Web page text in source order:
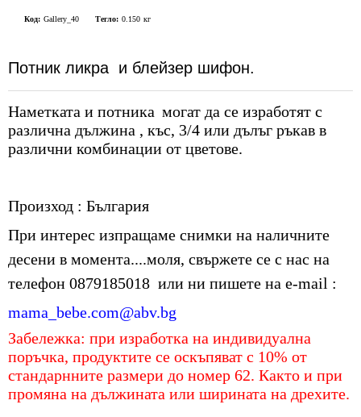
Код: Gallery_40 Тегло: 0.150 кг
Потник ликра и блейзер шифон.
Наметката и потника могат да се изработят с
различна дължина , къс, 3/4 или дълъг ръкав в
различни комбинации от цветове.
Произход : България
При интерес изпращаме снимки на наличните
десени в момента....моля, свържете се с нас на
телефон 0879185018 или ни пишете на е-mail :
mama_bebe.com@abv.bg
Забележка: при изработка на индивидуална
поръчка, продуктите се оскъпяват с 10% от
стандарнните размери до номер 62. Както и при
промяна на дължината или ширината на дрехите.